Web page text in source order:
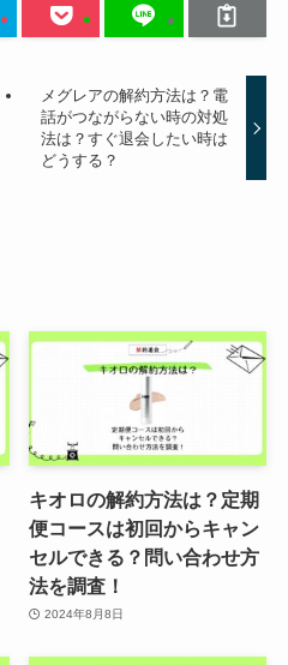
メグレアの解約方法は？電
話がつながらない時の対処
法は？すぐ退会したい時は
どうする？
キオロの解約方法は？定期
便コースは初回からキャン
セルできる？問い合わせ方
法を調査！
2024年8月8日